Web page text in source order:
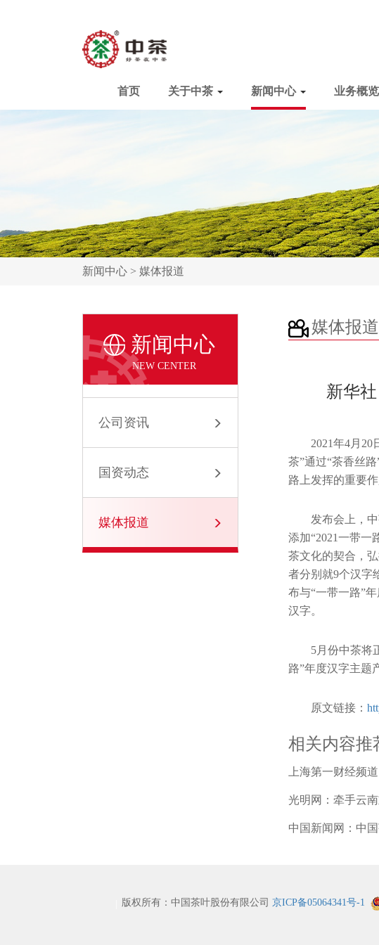
首页 关于中茶 新闻中心 业务概览
新闻中心 > 媒体报道
新闻中心
NEW CENTER
公司资讯
国资动态
媒体报道
媒体报道
新华
2021年4月
茶”通过“茶香丝
路上发挥的重要
发布会上，
添加“2021一带一
茶文化的契合，
者分别就9个汉字
布与“一带一路”
汉字。
5月份中茶将
路”年度汉字主题
原文链接：
相关内容推
上海第一财经频
光明网：牵手云
中国新闻网：中
版权所有：中国茶叶股份有限公司 京ICP备05064341号-1